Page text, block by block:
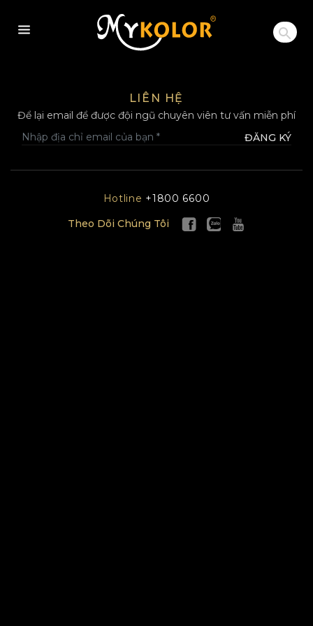
MYKOLOR
LIÊN HỆ
Để lại email để được đội ngũ chuyên viên tư vấn miễn phí
ĐĂNG KÝ
Hotline +1800 6600
Theo Dõi Chúng Tôi